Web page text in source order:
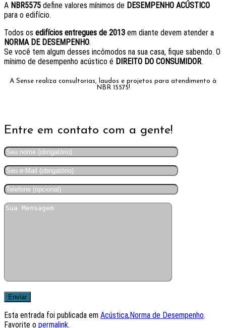
A NBR5575 define valores mínimos de DESEMPENHO ACÚSTICO
para o edifício.
Todos os edifícios entregues de 2013 em diante devem atender a
NORMA DE DESEMPENHO.
Se você tem algum desses incômodos na sua casa, fique sabendo. O
mínimo de desempenho acústico é DIREITO DO CONSUMIDOR.
A Sense realiza consultorias, laudos e projetos para atendimento à
NBR 15575!
Entre em contato com a gente!
Esta entrada foi publicada em Acústica,Norma de Desempenho.
Favorite o permalink.